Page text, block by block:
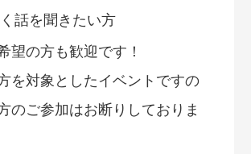
話を聞きたい方
望の方も歓迎です！
を対象としたイベントですの
のご参加はお断りしておりま